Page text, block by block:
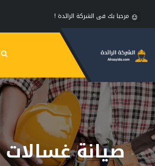
مرحبا بك فى الشركة الرائدة !
صيانة غسالات